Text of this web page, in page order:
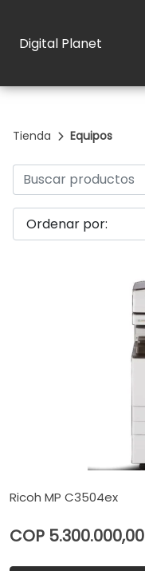
Digital Planet
Tienda Equipos
Ricoh MP C3504ex
COP 5.300.000,00